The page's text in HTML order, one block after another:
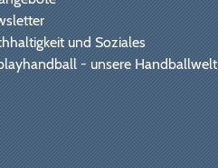
und Soziales
- unsere Handballwelt